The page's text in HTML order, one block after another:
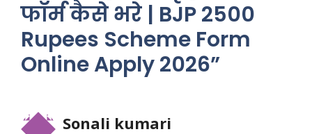
फॉर्म कैसे भरे | BJP 2500
Rupees Scheme Form
Online Apply 2026”
Sonali kumari